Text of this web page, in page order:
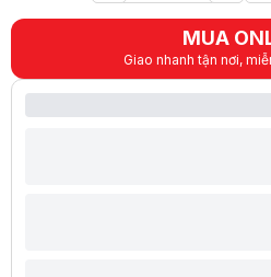
MUA
Giao nhanh tận nơi,